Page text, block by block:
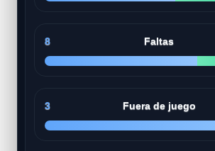
8 Faltas
3 Fuera de juego